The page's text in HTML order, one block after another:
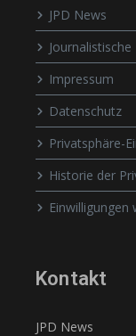
JPD News
Impressum
Datenschutz
Privatsphäre-
Historie der
Einwilligungen
Kontakt
JPD News